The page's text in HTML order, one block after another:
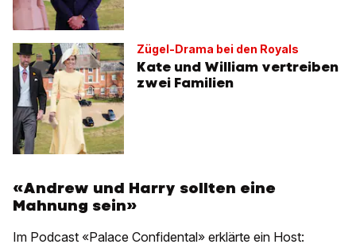
Zügel-Drama bei den Royals
Kate und William vertreiben
zwei Familien
«Andrew und Harry sollten eine
Mahnung sein»
Im Podcast «Palace Confidental» erklärte ein Host: